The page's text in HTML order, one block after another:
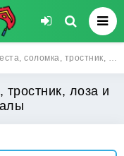
тростник, лоза и другие материалы
лоза и